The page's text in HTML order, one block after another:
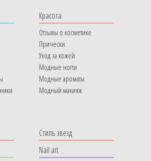
Красота
Отзывы о косметике
Прически
Уход за кожей
Модные ногти
Модные ароматы
Модный макияж
Стиль звезд
Nail art